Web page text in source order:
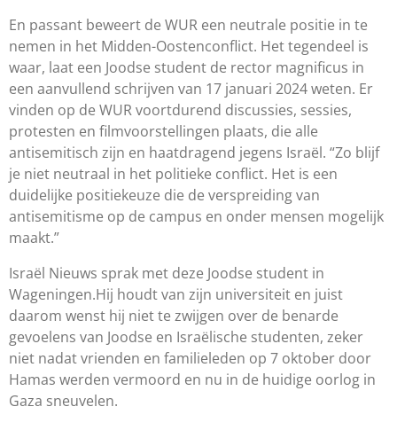
En passant beweert de WUR een neutrale positie in te
nemen in het Midden-Oostenconflict. Het tegendeel is
waar, laat een Joodse student de rector magnificus in
een aanvullend schrijven van 17 januari 2024weten. Er
vinden op de WUR voortdurend discussies, sessies,
protesten en filmvoorstellingen plaats, die alle
antisemitisch zijn en haatdragend jegens Israël. “Zo blijf
je niet neutraal in het politieke conflict. Het is een
duidelijke positiekeuze die de verspreiding van
antisemitisme op de campus en onder mensen mogelijk
maakt.”
Israël Nieuws sprak met deze Joodse student in
Wageningen.Hij houdt van zijn universiteit en juist
daarom wenst hij niet te zwijgen over de benarde
gevoelens van Joodse en Israëlische studenten, zeker
niet nadat vrienden en familieleden op 7 oktober door
Hamas werden vermoord en nu in de huidige oorlog in
Gaza sneuvelen.